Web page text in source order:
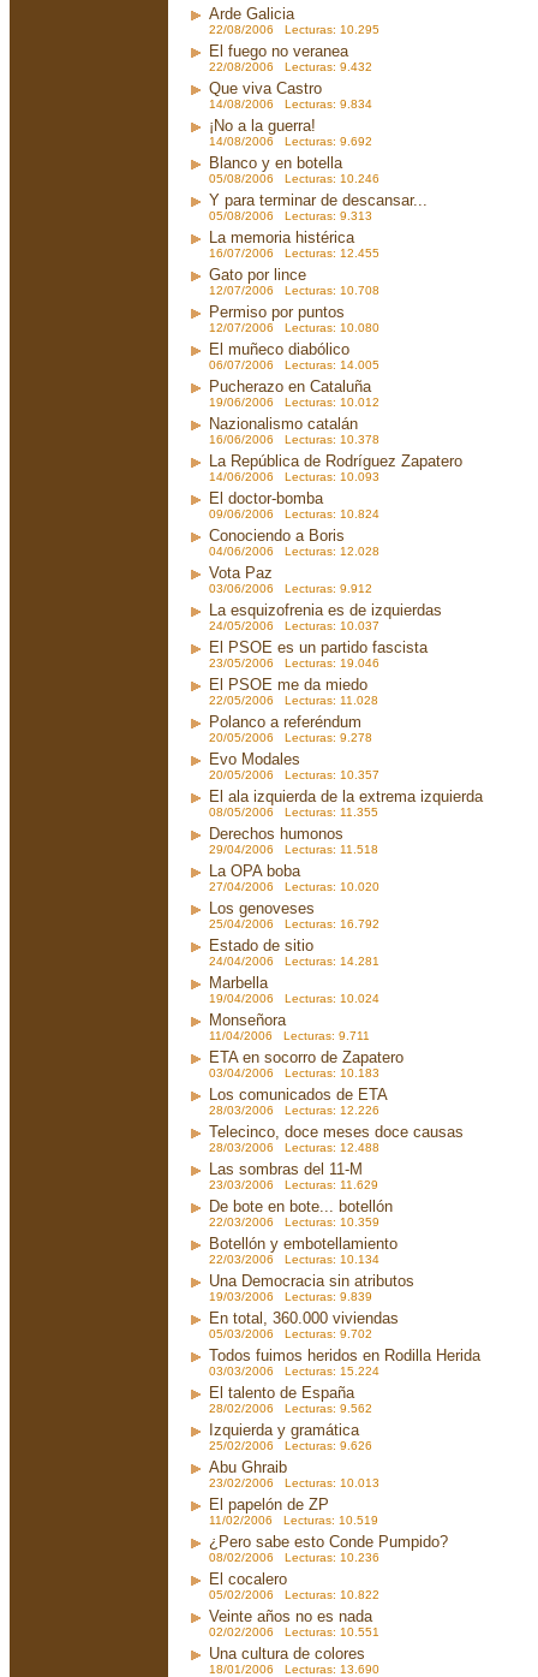
Arde Galicia
22/08/2006 Lecturas: 10.295
El fuego no veranea
22/08/2006 Lecturas: 9.432
Que viva Castro
14/08/2006 Lecturas: 9.834
¡No a la guerra!
14/08/2006 Lecturas: 9.692
Blanco y en botella
05/08/2006 Lecturas: 10.246
Y para terminar de descansar...
05/08/2006 Lecturas: 9.313
La memoria histérica
16/07/2006 Lecturas: 12.455
Gato por lince
12/07/2006 Lecturas: 10.708
Permiso por puntos
12/07/2006 Lecturas: 10.080
El muñeco diabólico
06/07/2006 Lecturas: 14.005
Pucherazo en Cataluña
19/06/2006 Lecturas: 10.012
Nazionalismo catalán
16/06/2006 Lecturas: 10.378
La República de Rodríguez Zapatero
14/06/2006 Lecturas: 10.093
El doctor-bomba
09/06/2006 Lecturas: 10.824
Conociendo a Boris
04/06/2006 Lecturas: 12.028
Vota Paz
03/06/2006 Lecturas: 9.912
La esquizofrenia es de izquierdas
24/05/2006 Lecturas: 10.037
El PSOE es un partido fascista
23/05/2006 Lecturas: 19.046
El PSOE me da miedo
22/05/2006 Lecturas: 11.028
Polanco a referéndum
20/05/2006 Lecturas: 9.278
Evo Modales
20/05/2006 Lecturas: 10.357
El ala izquierda de la extrema izquierda
08/05/2006 Lecturas: 11.355
Derechos humonos
29/04/2006 Lecturas: 11.518
La OPA boba
27/04/2006 Lecturas: 10.020
Los genoveses
25/04/2006 Lecturas: 16.792
Estado de sitio
24/04/2006 Lecturas: 14.281
Marbella
19/04/2006 Lecturas: 10.024
Monseñora
11/04/2006 Lecturas: 9.711
ETA en socorro de Zapatero
03/04/2006 Lecturas: 10.183
Los comunicados de ETA
28/03/2006 Lecturas: 12.226
Telecinco, doce meses doce causas
28/03/2006 Lecturas: 12.488
Las sombras del 11-M
23/03/2006 Lecturas: 11.629
De bote en bote... botellón
22/03/2006 Lecturas: 10.359
Botellón y embotellamiento
22/03/2006 Lecturas: 10.134
Una Democracia sin atributos
19/03/2006 Lecturas: 9.839
En total, 360.000 viviendas
05/03/2006 Lecturas: 9.702
Todos fuimos heridos en Rodilla Herida
03/03/2006 Lecturas: 15.224
El talento de España
28/02/2006 Lecturas: 9.562
Izquierda y gramática
25/02/2006 Lecturas: 9.626
Abu Ghraib
23/02/2006 Lecturas: 10.013
El papelón de ZP
11/02/2006 Lecturas: 10.519
¿Pero sabe esto Conde Pumpido?
08/02/2006 Lecturas: 10.236
El cocalero
05/02/2006 Lecturas: 10.822
Veinte años no es nada
02/02/2006 Lecturas: 10.551
Una cultura de colores
18/01/2006 Lecturas: 13.690